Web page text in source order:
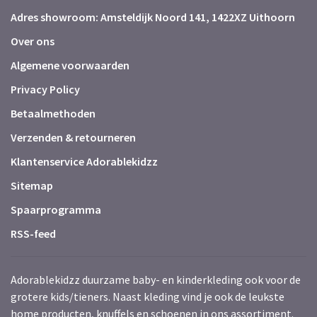
Adres showroom: Amsteldijk Noord 141, 1422XZ Uithoorn
Over ons
Algemene voorwaarden
Privacy Policy
Betaalmethoden
Verzenden & retourneren
Klantenservice Adorablekidzz
Sitemap
Spaarprogramma
RSS-feed
Adorablekidzz duurzame baby- en kinderkleding ook voor de
grotere kids/tieners. Naast kleding vind je ook de leukste
home producten, knuffels en schoenen in ons assortiment.